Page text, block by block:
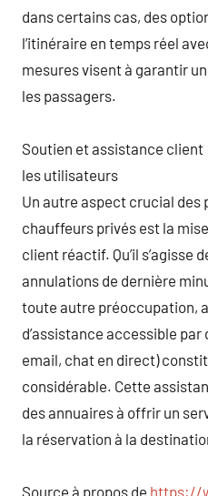
dans certains cas, des
l’itinéraire en temps réel
mesures visent à garantir
les passagers.
Soutien et assistance
les utilisateurs
Un autre aspect crucial des
chauffeurs privés est la
client réactif. Qu’il s’agisse
annulations de dernière
toute autre préoccupation,
d’assistance accessible
email, chat en direct)
considérable. Cette
des annuaires à offrir un
la réservation à la
Source à propos de https://